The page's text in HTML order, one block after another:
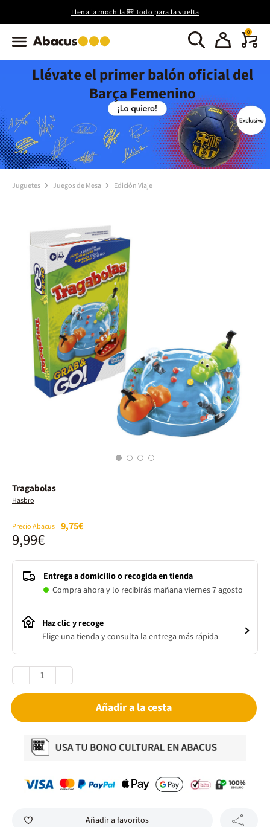
Llena la mochila 🎒 Todo para la vuelta
0
Llévate el primer balón oficial del
Barça Femenino
Juguetes Juegos de Mesa Edición Viaje
1 2 3 4
Tragabolas
Hasbro
Precio Abacus 9,75€
9,99€
Entrega a domicilio o recogida en tienda
Compra ahora y lo recibirás mañana viernes 7 agosto
Haz clic y recoge
Elige una tienda y consulta la entrega más rápida
Añadir a la cesta
Añadir a favoritos